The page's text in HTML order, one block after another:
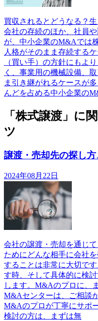
買収されるとどうなる？
会社の存続のほか、社員
が、中小企業のM&Aでは
人格がそのまま存続する
（買い手）の方針にもよ
く、事業用の機械設備、
ま引き継がれるケースが
んどを占める中小企業の
「株式譲渡」に
ツ
譲渡・売却先の探し
2024年08月22日
会社の譲渡・売却を通じ
ためにどんな相手に会社
することは非常に大切で
す時、そして具体的に検
します。M&Aのプロに、
M&Aセンターは、ご相談
M&Aのプロが丁寧にサポ
検討の方は、まずは無